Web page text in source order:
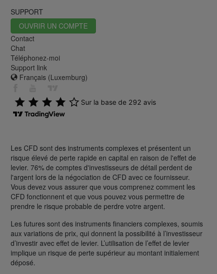
SUPPORT
OUVRIR UN COMPTE
Contact
Chat
Téléphonez-moi
Support link
Français (Luxemburg)
Les CFD sont des instruments complexes et présentent un
risque élevé de perte rapide en capital en raison de l'effet de
levier. 76% de comptes d'investisseurs de détail perdent de
l'argent lors de la négociation de CFD avec ce fournisseur.
Vous devez vous assurer que vous comprenez comment les
CFD fonctionnent et que vous pouvez vous permettre de
prendre le risque probable de perdre votre argent.
Les futures sont des instruments financiers complexes, soumis
aux variations de prix, qui donnent la possibilité à l’investisseur
d’investir avec effet de levier. L’utilisation de l’effet de levier
implique un risque de perte supérieur au montant initialement
déposé.